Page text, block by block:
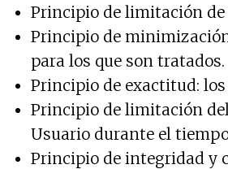
Principio de limitación
Principio de
para los que son tratados.
Principio de exactitud:
Principio de limitación
Usuario durante el
Principio de integridad y